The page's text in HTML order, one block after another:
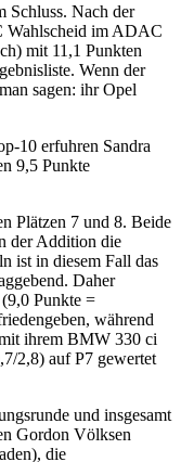
Schluss. Nach der
Wahlscheid im ADAC
mit 11,1 Punkten
Wenn der
sagen: ihr Opel
10 erfuhren Sandra
9,5 Punkte
Plätzen 7 und 8. Beide
der Addition die
ist in diesem Fall das
Daher
Punkte =
während
ihrem BMW 330 ci
2,8) auf P7 gewertet
und insgesamt
Gordon Völksen
die